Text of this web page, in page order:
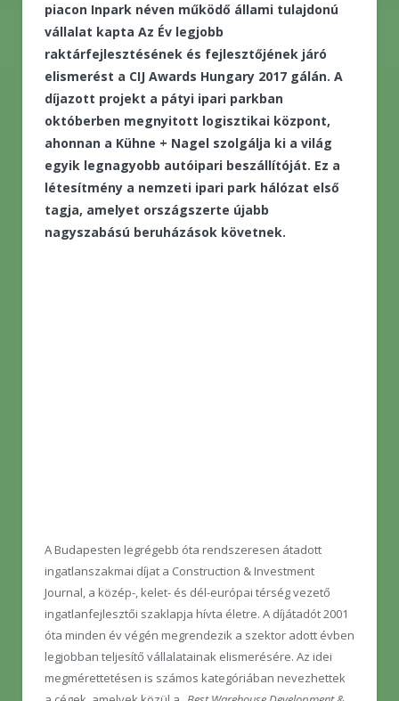
piacon Inpark néven működő állami tulajdonú
vállalat kapta Az Év legjobb
raktárfejlesztésének és fejlesztőjének járó
elismerést a CIJ Awards Hungary 2017 gálán. A
díjazott projekt a pátyi ipari parkban
októberben megnyitott logisztikai központ,
ahonnan a Kühne + Nagel szolgálja ki a világ
egyik legnagyobb autóipari beszállítóját. Ez a
létesítmény a nemzeti ipari park hálózat első
tagja, amelyet országszerte újabb
nagyszabású beruházások követnek.
A Budapesten legrégebb óta rendszeresen átadott
ingatlanszakmai díjat a Construction & Investment
Journal, a közép-, kelet- és dél-európai térség vezető
ingatlanfejlesztői szaklapja hívta életre. A díjátadót 2001
óta minden év végén megrendezik a szektor adott évben
legjobban teljesítő vállalatainak elismerésére. Az idei
megmérettetésen is számos kategóriában nevezhettek